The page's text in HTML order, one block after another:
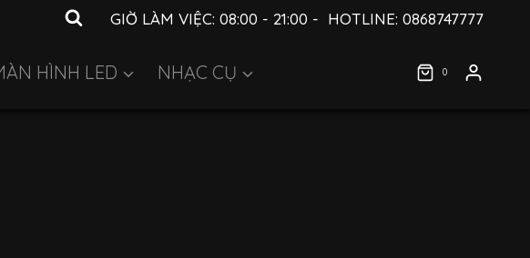
GIỜ LÀM VIỆC: 08:00 - 21:00 - HOTLINE: 0868747777
HÌNH LED NHẠC CỤ 0